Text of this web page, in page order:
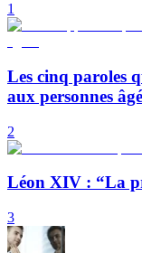
1
Les cinq paroles
aux personnes
2
Léon XIV : “La
3